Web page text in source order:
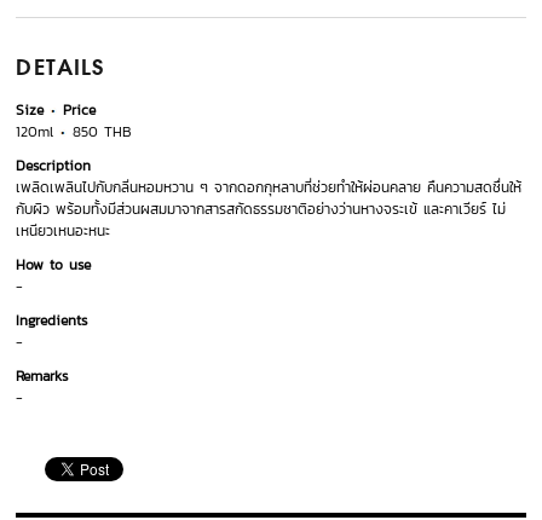
DETAILS
Size
Price
120ml
850 THB
Description
เพลิดเพลินไปกับกลิ่นหอมหวาน ๆ จากดอกกุหลาบที่ช่วยทำให้ผ่อนคลาย คืนความสดชื่นให้
กับผิว พร้อมทั้งมีส่วนผสมมาจากสารสกัดธรรมชาติอย่างว่านหางจระเข้ และคาเวียร์ ไม่
เหนียวเหนอะหนะ
How to use
-
Ingredients
-
Remarks
-